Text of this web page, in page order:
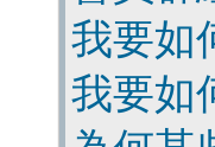
我要如
我要如